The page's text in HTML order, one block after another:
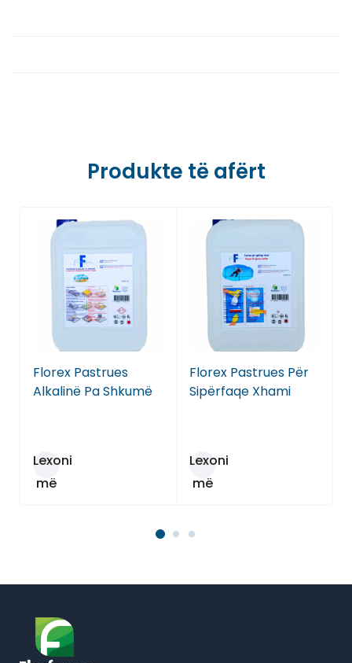
Produkte të afërt
Florex Pastrues
Alkalinë Pa Shkumë
Lexoni
më
Florex Pastrues Për
Sipërfaqe Xhami
Lexoni
më